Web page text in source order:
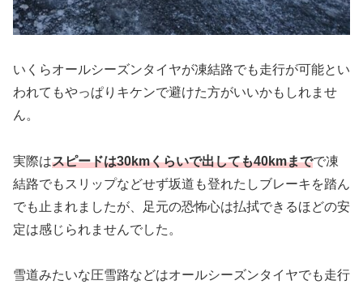
いくらオールシーズンタイヤが凍結路でも走行が可能とい
われてもやっぱりキケンで避けた方がいいかもしれませ
ん。
実際はスピードは30kmくらいで出しても40kmまでで凍
結路でもスリップなどせず坂道も登れたしブレーキを踏ん
でも止まれましたが、足元の恐怖心は払拭できるほどの安
定は感じられませんでした。
雪道みたいな圧雪路などはオールシーズンタイヤでも走行